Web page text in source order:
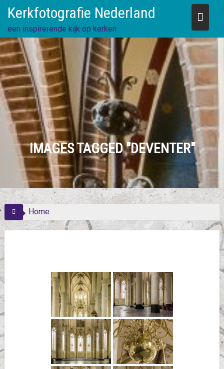
content
Kerkfotografie Nederland
een inspirerende kijk op kerken
IMAGES TAGGED "DEVENTER"
Home